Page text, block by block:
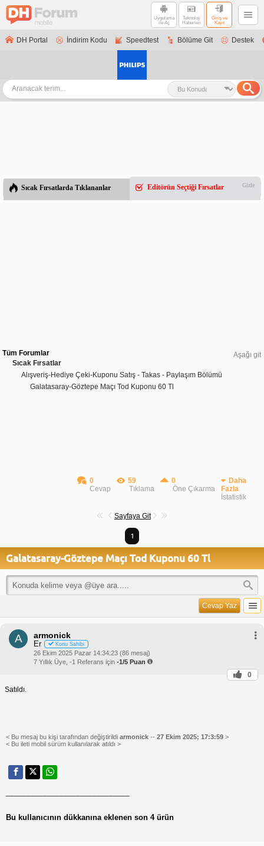
Uygulama
ile Aç
Teknoloji
Haberleri
Giriş ve
Kayıt
DH Portal İndirim Kodu Speedtest Bölüme Git Destek
Sıcak Fırsatlarda Tıklananlar Editörün Seçtiği Fırsatlar Gizle
Aşağı git
Tüm Forumlar
Sıcak Fırsatlar
Alışveriş-Hediye Çeki-Kuponu Satış - Takas - Paylaşım Bölümü
Galatasaray-Göztepe Maçı Tod Kuponu 60 Tl
0
Cevap
59
Tıklama
0
Öne Çıkarma
Daha
Fazla
İstatistik
Sayfaya Git
1
Galatasaray-Göztepe Maçı Tod Kuponu 60 Tl
Cevap Yaz
A armonick
Er Konu Sahibi
26 Ekim 2025 Pazar 14:34:23 (86 mesaj)
7 Yıllık Üye, -1 Referans için -1/5 Puan
0
Satıldı.
< Bu mesaj bu kişi tarafından değiştirildi armonick -- 27 Ekim 2025; 17:3:59 >
< Bu ileti mobil sürüm kullanılarak atıldı >
Bu kullanıcının dükkanına eklenen son 4 ürün